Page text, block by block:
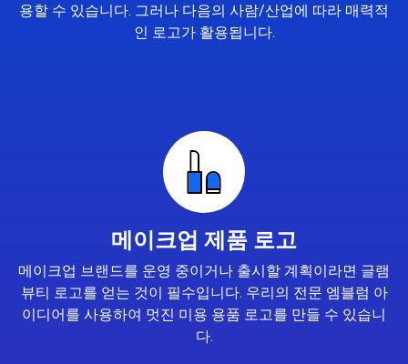
용할 수 있습니다. 그러나 다음의 사람/산업에 따라 매력적
인 로고가 활용됩니다.
메이크업 제품 로고
메이크업 브랜드를 운영 중이거나 출시할 계획이라면 글램
뷰티 로고를 얻는 것이 필수입니다. 우리의 전문 엠블럼 아
이디어를 사용하여 멋진 미용 용품 로고를 만들 수 있습니
다.